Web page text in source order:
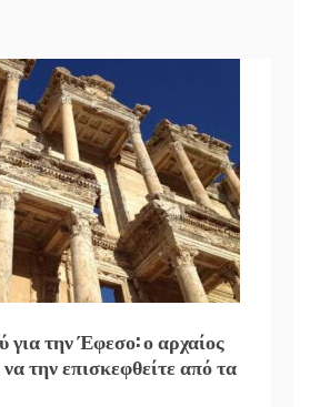
για την Έφεσο: ο αρχαίος
την επισκεφθείτε από τα